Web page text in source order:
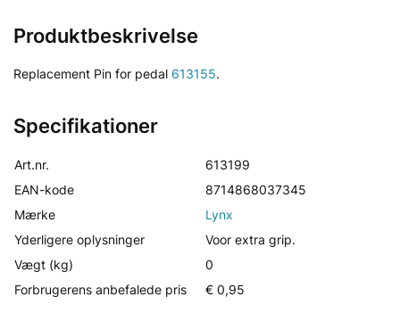
Specifikationer
Art.nr.
613199
EAN-kode
8714868037345
Mærke
Lynx
Yderligere oplysninger
Voor extra grip.
Vægt (kg)
0
Forbrugerens anbefalede pris
€ 0,95
Produktbeskrivelse
Replacement Pin for pedal 613155.